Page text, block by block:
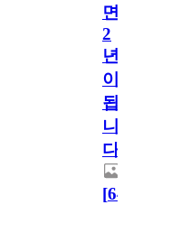
면
2
년
이
됩
니
다.
[64